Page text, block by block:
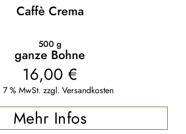
Caffè Crema
500 g
ganze Bohne
16,00 €
7 % MwSt. zzgl. Versandkosten
Mehr Infos